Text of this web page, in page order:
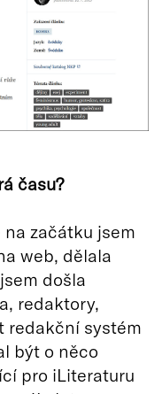
času?
na začátku jsem
web, dělala
došla
redaktory,
redakční systém
být o něco
pro iLiteraturu